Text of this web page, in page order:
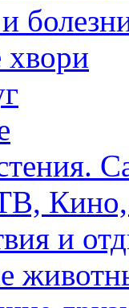
хвори
и